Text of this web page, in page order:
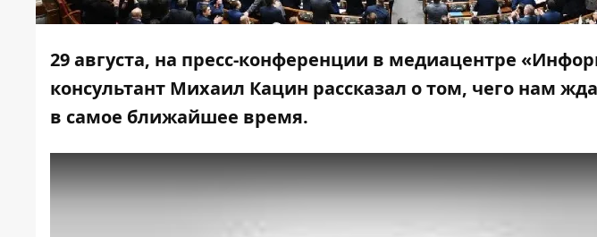
29 августа, на пресс-конференции в медиацентре
консультант Михаил Кацин рассказал о том, чего нам
в самое ближайшее время.